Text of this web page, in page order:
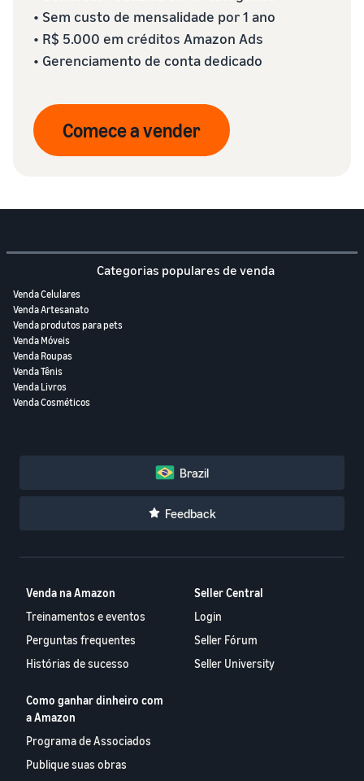
• Sem custo de mensalidade por 1 ano
• R$ 5.000 em créditos Amazon Ads
• Gerenciamento de conta dedicado
Comece a vender
Categorias populares de venda
Venda Celulares
Venda Artesanato
Venda produtos para pets
Venda Móveis
Venda Roupas
Venda Tênis
Venda Livros
Venda Cosméticos
Brazil
Feedback
Venda na Amazon
Treinamentos e eventos
Perguntas frequentes
Histórias de sucesso
Seller Central
Login
Seller Fórum
Seller University
Como ganhar dinheiro com
a Amazon
Programa de Associados
Publique suas obras